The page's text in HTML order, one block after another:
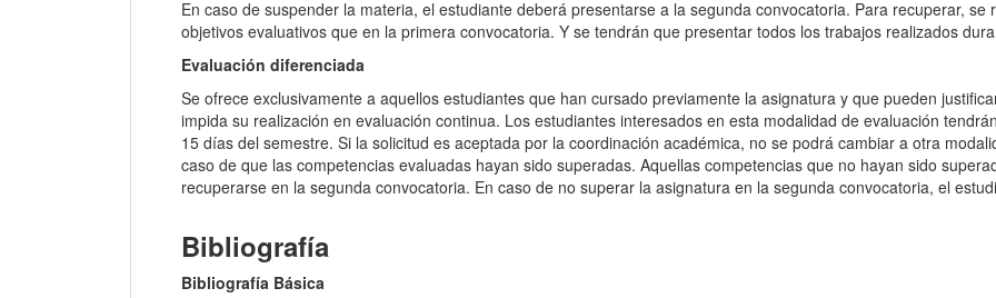
En caso de suspender la materia, el estudiante deberá presentarse a la segunda convocatoria. Para recuperar,
objetivos evaluativos que en la primera convocatoria. Y se tendrán que presentar todos los trabajos realizados
Evaluación diferenciada
Se ofrece exclusivamente a aquellos estudiantes que han cursado previamente la asignatura y que pueden
impida su realización en evaluación continua. Los estudiantes interesados ​​en esta modalidad de evaluación
15 días del semestre. Si la solicitud es aceptada por la coordinación académica, no se podrá cambiar a otra
caso de que las competencias evaluadas hayan sido superadas. Aquellas competencias que no hayan sido
recuperarse en la segunda convocatoria. En caso de no superar la asignatura en la segunda convocatoria, el
Bibliografía
Bibliografía Básica